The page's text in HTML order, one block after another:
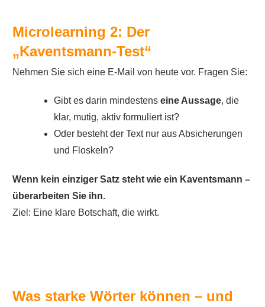
Microlearning 2: Der
„Kaventsmann-Test“
Nehmen Sie sich eine E-Mail von heute vor. Fragen Sie:
Gibt es darin mindestenseine Aussage, die
klar, mutig, aktiv formuliert ist?
Oder besteht der Text nur aus Absicherungen
und Floskeln?
Wenn kein einziger Satz steht wie ein Kaventsmann –
überarbeiten Sie ihn.
Ziel: Eine klare Botschaft, die wirkt.
Was starke Wörter können – und